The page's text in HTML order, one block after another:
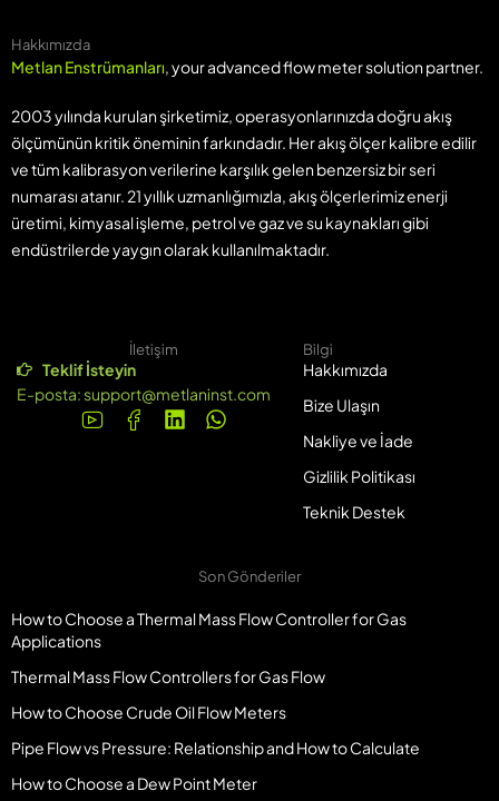
Hakkımızda
Metlan Enstrümanları, your advanced flow meter solution partner.
2003 yılında kurulan şirketimiz, operasyonlarınızda doğru akış
ölçümünün kritik öneminin farkındadır. Her akış ölçer kalibre edilir
ve tüm kalibrasyon verilerine karşılık gelen benzersiz bir seri
numarası atanır. 21 yıllık uzmanlığımızla, akış ölçerlerimiz enerji
üretimi, kimyasal işleme, petrol ve gaz ve su kaynakları gibi
endüstrilerde yaygın olarak kullanılmaktadır.
İletişim
Teklif İsteyin
E-posta:support@metlaninst.com
Bilgi
Hakkımızda
Bize Ulaşın
Nakliye ve İade
Gizlilik Politikası
Teknik Destek
Son Gönderiler
How to Choose a Thermal Mass Flow Controller for Gas
Applications
Thermal Mass Flow Controllers for Gas Flow
How to Choose Crude Oil Flow Meters
Pipe Flow vs Pressure: Relationship and How to Calculate
How to Choose a Dew Point Meter